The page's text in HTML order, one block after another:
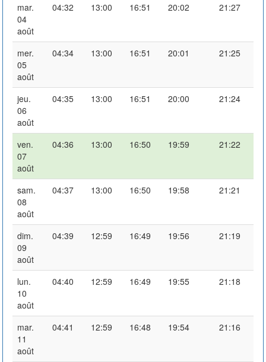
mar.
04
août
04:32 13:00 16:51 20:02 21:27
mer.
05
août
04:34 13:00 16:51 20:01 21:25
jeu.
06
août
04:35 13:00 16:51 20:00 21:24
ven.
07
août
04:36 13:00 16:50 19:59 21:22
sam.
08
août
04:37 13:00 16:50 19:58 21:21
dim.
09
août
04:39 12:59 16:49 19:56 21:19
lun.
10
août
04:40 12:59 16:49 19:55 21:18
mar.
11
août
04:41 12:59 16:48 19:54 21:16